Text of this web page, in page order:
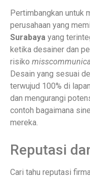
Pertimbangkan untuk
perusahaan yang
Surabaya yang
ketika desainer dan
risiko
Desain yang sesuai
terwujud 100% di
dan mengurangi
contoh bagaimana
mereka.
Reputasi
Cari tahu reputasi